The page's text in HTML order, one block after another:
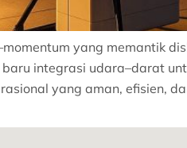
yang memantik
integrasi udara–darat
yang aman, efisien,